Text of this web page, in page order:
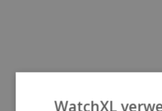
WatchXL